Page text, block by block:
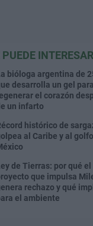
INTERESAR
bióloga argentina de
desarrolla un gel para
el corazón
un infarto
histórico de
al Caribe y al
de Tierras: por qué el
que impulsa
rechazo y qué
el ambiente